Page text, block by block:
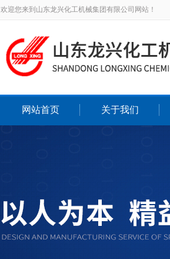
欢迎您来到山东龙兴化工机械集团有限公司网站！
网站首页 关于我们